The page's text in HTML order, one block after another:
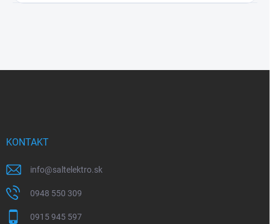
KONTAKT
info@saltelektro.sk
0948 550 309
0915 945 597